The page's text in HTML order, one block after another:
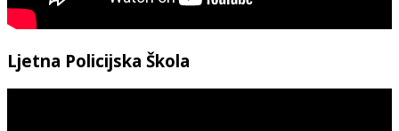
Ljetna Policijska Škola